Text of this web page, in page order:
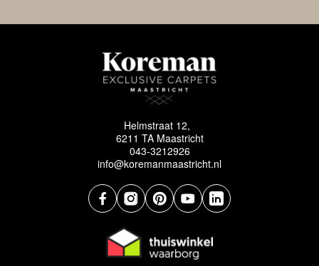
Helmstraat 12,
6211 TA Maastricht
043-3212926
info@koremanmaastricht.nl